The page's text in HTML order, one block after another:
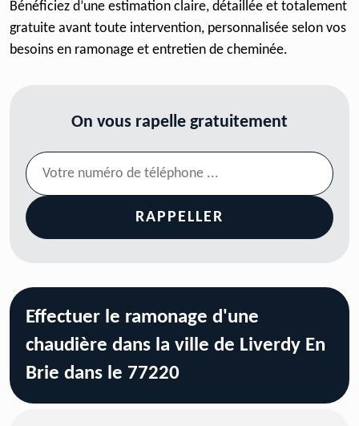
Bénéficiez d’une estimation claire, détaillée et totalement
gratuite avant toute intervention, personnalisée selon vos
besoins en ramonage et entretien de cheminée.
On vous rapelle gratuitement
Effectuer le ramonage d'une
chaudière dans la ville de Liverdy En
Brie dans le 77220